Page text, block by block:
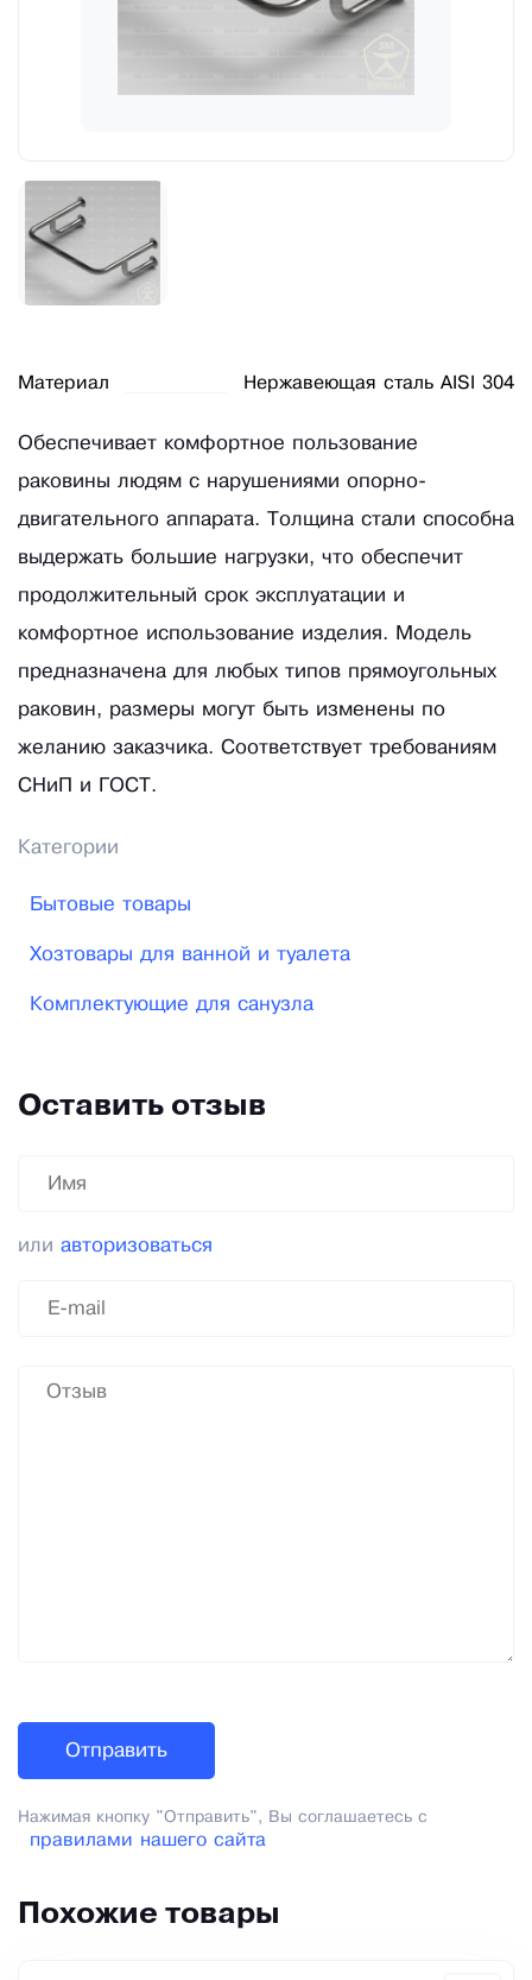
Материал Нержавеющая сталь AISI 304
Обеспечивает комфортное пользование
раковины людям с нарушениями опорно-
двигательного аппарата. Толщина стали способна
выдержать большие нагрузки, что обеспечит
продолжительный срок эксплуатации и
комфортное использование изделия. Модель
предназначена для любых типов прямоугольных
раковин, размеры могут быть изменены по
желанию заказчика. Соответствует требованиям
СНиП и ГОСТ.
Категории
Бытовые товары
Хозтовары для ванной и туалета
Комплектующие для санузла
Оставить отзыв
или авторизоваться
Нажимая кнопку "Отправить", Вы соглашаетесь с
правилами нашего сайта
Похожие товары